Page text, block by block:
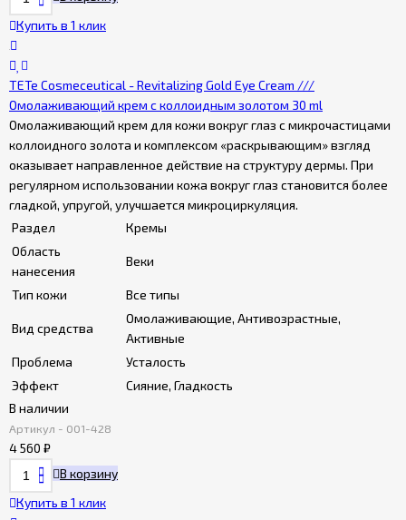
Купить в 1 клик
TETe Cosmeceutical - Revitalizing Gold Eye Cream ///
Омолаживающий крем с коллоидным золотом 30 ml
Омолаживающий крем для кожи вокруг глаз с микрочастицами
коллоидного золота и комплексом «раскрывающим» взгляд
оказывает направленное действие на структуру дермы. При
регулярном использовании кожа вокруг глаз становится более
гладкой, упругой, улучшается микроциркуляция.
Раздел
Кремы
Область
нанесения
Веки
Тип кожи Все типы
Вид средства
Омолаживающие, Антивозрастные,
Активные
Проблема
Усталость
Эффект
Сияние, Гладкость
В наличии
Артикул - 001-428
4 560 ₽
В корзину
Купить в 1 клик